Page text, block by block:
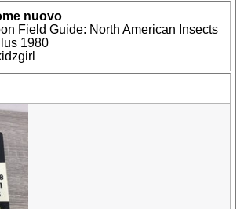
nuovo
Field Guide: North American Insects
1980